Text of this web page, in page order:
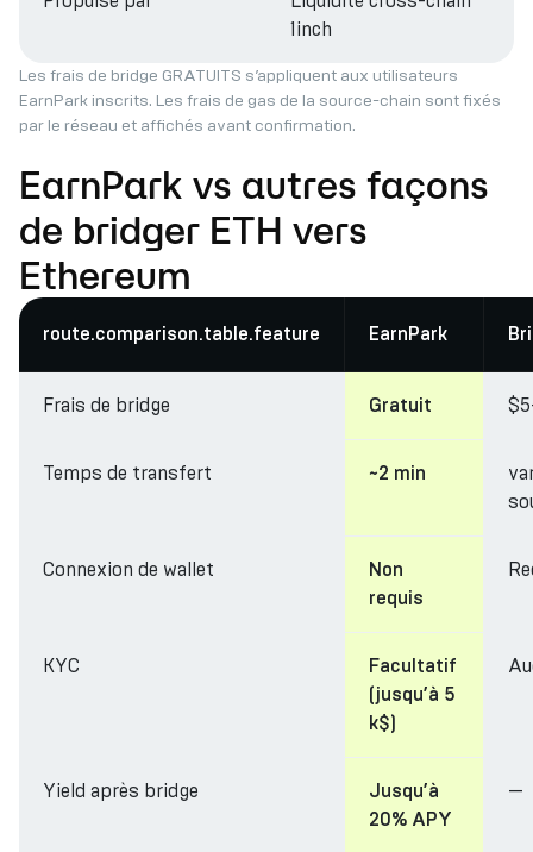
1inch
Les frais de bridge GRATUITS s’appliquent aux utilisateurs
EarnPark inscrits. Les frais de gas de la source-chain sont fixés
par le réseau et affichés avant confirmation.
EarnPark vs autres façons
de bridger ETH vers
Ethereum
route.comparison.table.feature EarnPark
Frais de bridge Gratuit
Temps de transfert ~2 min
Connexion de wallet
Non
requis
KYC
Facultatif
(jusqu’à 5
k$)
Yield après bridge
Jusqu’à
20% APY
—